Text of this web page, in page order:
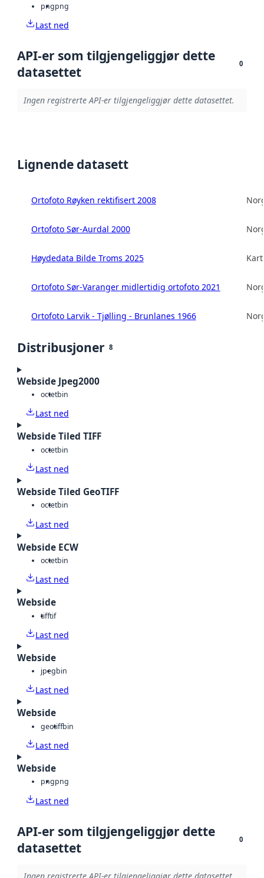
pngpng
Last ned
API-er som tilgjengeliggjør dette
datasettet
0
Ingen registrerte API-er tilgjengeliggjør dette datasettet.
Lignende datasett
Ortofoto Røyken rektifisert 2008
Ortofoto Sør-Aurdal 2000
Høydedata Bilde Troms 2025
Ortofoto Sør-Varanger midlertidig ortofoto 2021
Ortofoto Larvik - Tjølling - Brunlanes 1966
Distribusjoner 8
Webside Jpeg2000
octetbin
Last ned
Webside Tiled TIFF
octetbin
Last ned
Webside Tiled GeoTIFF
octetbin
Last ned
Webside ECW
octetbin
Last ned
Webside
tifftif
Last ned
Webside
jpegbin
Last ned
Webside
geotiffbin
Last ned
Webside
pngpng
Last ned
API-er som tilgjengeliggjør dette
datasettet
0